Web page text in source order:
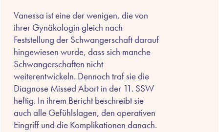
Vanessa ist eine der wenigen, die von
ihrer Gynäkologin gleich nach
Feststellung der Schwangerschaft darauf
hingewiesen wurde, dass sich manche
Schwangerschaften nicht
weiterentwickeln. Dennoch traf sie die
Diagnose Missed Abort in der 11. SSW
heftig. In ihrem Bericht beschreibt sie
auch alle Gefühlslagen, den operativen
Eingriff und die Komplikationen danach.